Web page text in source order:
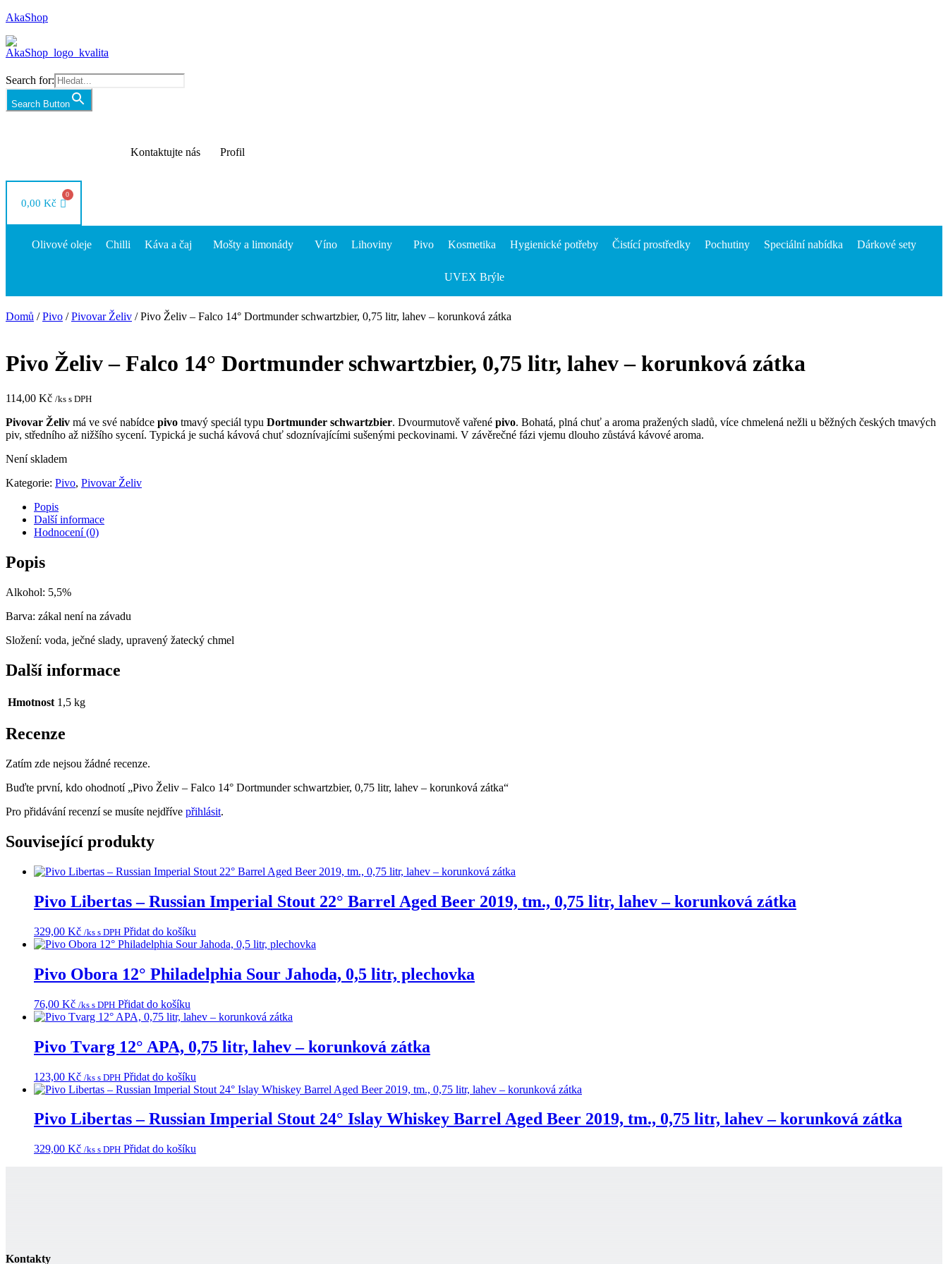
AkaShop
Search for:
Search Button
Kontaktujte nás Profil
0,00 Kč
Olivové oleje Chilli Káva a čaj Mošty a limonády Víno Lihoviny Pivo Kosmetika Hygienické potřeby Čistící prostředky Pochutiny Speciální nabídka Dárkové sety
UVEX Brýle
Domů /Pivo /Pivovar Želiv / Pivo Želiv – Falco 14° Dortmunder schwartzbier, 0,75 litr, lahev – korunková zátka
Pivo Želiv – Falco 14° Dortmunder schwartzbier, 0,75 litr, lahev – korunková zátka
114,00 Kč /ks s DPH
Pivovar Želiv má ve své nabídce pivo tmavý speciál typu Dortmunder schwartzbier. Dvourmutově vařené pivo. Bohatá, plná chuť a aroma pražených sladů, více chmelená nežli u běžných českých tmavých
piv, středního až nižšího sycení. Typická je suchá kávová chuť sdoznívajícími sušenými peckovinami. V závěrečné fázi vjemu dlouho zůstává kávové aroma.
Není skladem
Kategorie: Pivo, Pivovar Želiv
Popis
Další informace
Hodnocení (0)
Popis
Alkohol: 5,5%
Barva: zákal není na závadu
Složení: voda, ječné slady, upravený žatecký chmel
Další informace
Hmotnost 1,5 kg
Recenze
Zatím zde nejsou žádné recenze.
Buďte první, kdo ohodnotí „Pivo Želiv – Falco 14° Dortmunder schwartzbier, 0,75 litr, lahev – korunková zátka“
Pro přidávání recenzí se musíte nejdříve přihlásit.
Související produkty
Pivo Libertas – Russian Imperial Stout 22° Barrel Aged Beer 2019, tm., 0,75 litr, lahev – korunková zátka
329,00 Kč /ks s DPH Přidat do košíku
Pivo Obora 12° Philadelphia Sour Jahoda, 0,5 litr, plechovka
76,00 Kč /ks s DPH Přidat do košíku
Pivo Tvarg 12° APA, 0,75 litr, lahev – korunková zátka
123,00 Kč /ks s DPH Přidat do košíku
Pivo Libertas – Russian Imperial Stout 24° Islay Whiskey Barrel Aged Beer 2019, tm., 0,75 litr, lahev – korunková zátka
329,00 Kč /ks s DPH Přidat do košíku
Kontakty